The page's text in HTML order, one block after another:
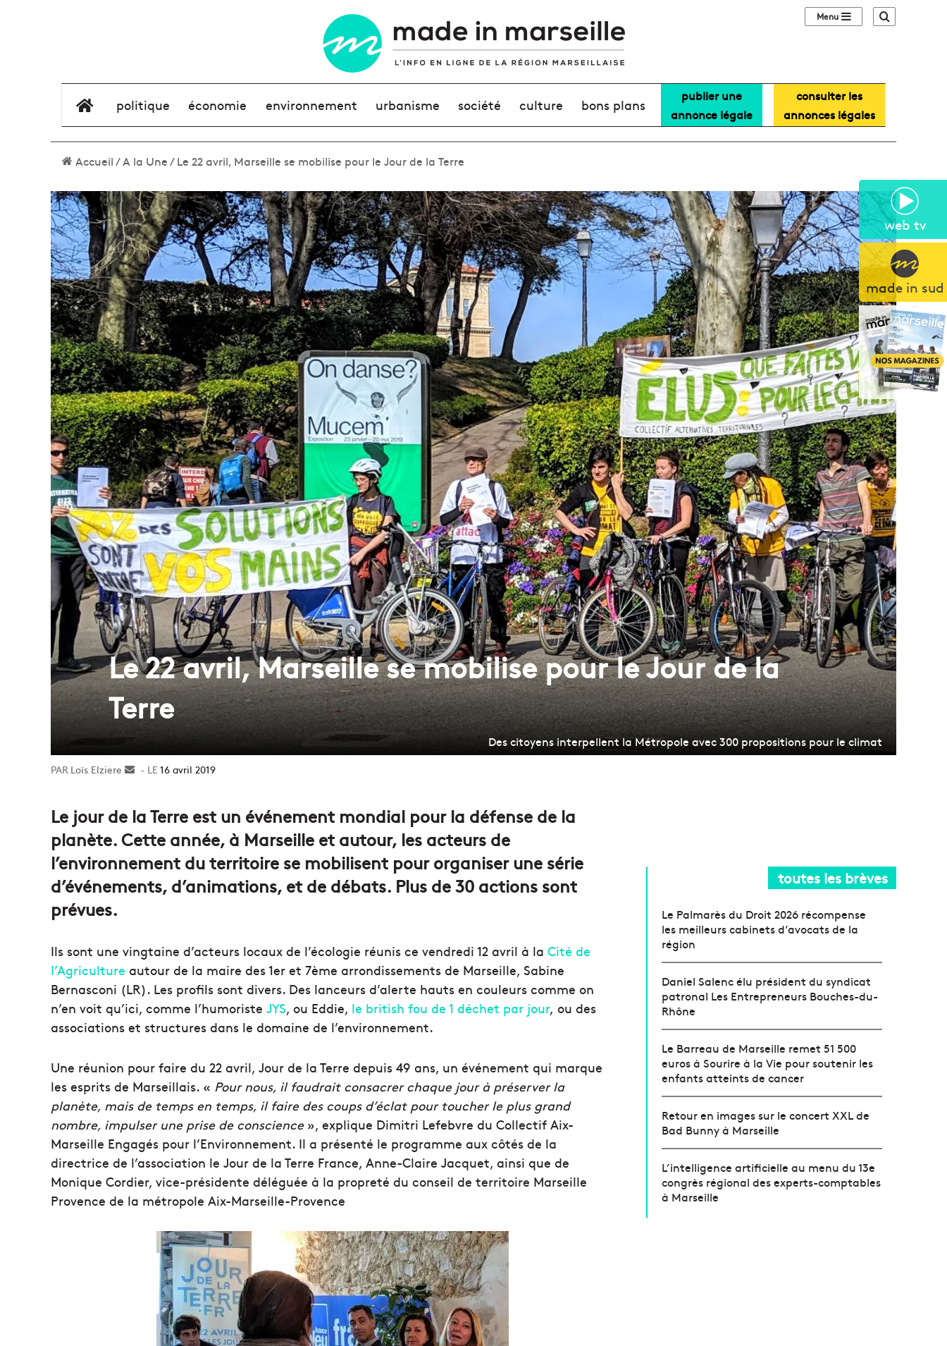
web tv
made in sud
Sidebar (barre
élément de menu
politique économie environnement urbanisme société culture bons plans
publier une
annonce légale
consulter les
annonces légales
Accueil/A la Une/Le 22 avril, Marseille se mobilise pour le Jour de la Terre
Le 22 avril, Marseille se mobilise pour le Jour de la
Terre
Des citoyens interpellent la Métropole avec 300 propositions pour le climat
Loïs Elziere
Envoyer16 avril 2019
Le jour de la Terre est un événement mondial pour la défense de la
planète. Cette année, à Marseille et autour, les acteurs de
l’environnement du territoire se mobilisent pour organiser une série
d’événements, d’animations, et de débats. Plus de 30 actions sont
prévues.
Ils sont une vingtaine d’acteurs locaux de l’écologie réunis ce vendredi 12 avril à la Cité de
l’Agriculture autour de la maire des 1er et 7ème arrondissements de Marseille, Sabine
Bernasconi (LR). Les profils sont divers. Des lanceurs d’alerte hauts en couleurs comme on
n’en voit qu’ici, comme l’humoriste JYS, ou Eddie, le british fou de 1 déchet par jour, ou des
associations et structures dans le domaine de l’environnement.
Une réunion pour faire du 22 avril, Jour de la Terre depuis 49 ans, un événement qui marque
les esprits de Marseillais. « Pour nous, il faudrait consacrer chaque jour à préserver la
planète, mais de temps en temps, il faire des coups d’éclat pour toucher le plus grand
nombre, impulser une prise de conscience», explique Dimitri Lefebvre du Collectif Aix-
Marseille Engagés pour l’Environnement. Il a présenté le programme aux côtés de la
directrice de l’association le Jour de la Terre France, Anne-Claire Jacquet, ainsi que de
Monique Cordier, vice-présidente déléguée à la propreté du conseil de territoire Marseille
Provence de la métropole Aix-Marseille-Provence
toutes les brèves
Le Palmarès du Droit 2026 récompense
les meilleurs cabinets d’avocats de la
région
Daniel Salenc élu président du syndicat
patronal Les Entrepreneurs Bouches-du-
Rhône
Le Barreau de Marseille remet 51 500
euros à Sourire à la Vie pour soutenir les
enfants atteints de cancer
Retour en images sur le concert XXL de
Bad Bunny à Marseille
L’intelligence artificielle au menu du 13e
congrès régional des experts-comptables
à Marseille